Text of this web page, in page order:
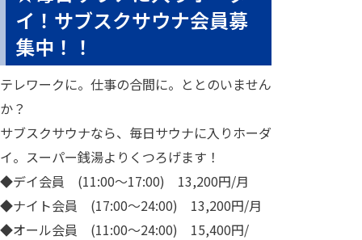
イ！サブスクサウナ会員募
集中！！
テレワークに。仕事の合間に。ととのいません
か？
サブスクサウナなら、毎日サウナに入りホーダ
イ。スーパー銭湯よりくつろげます！
◆デイ会員 (11:00～17:00) 13,200円/月
◆ナイト会員 (17:00～24:00) 13,200円/月
◆オール会員 (11:00～24:00) 15,400円/